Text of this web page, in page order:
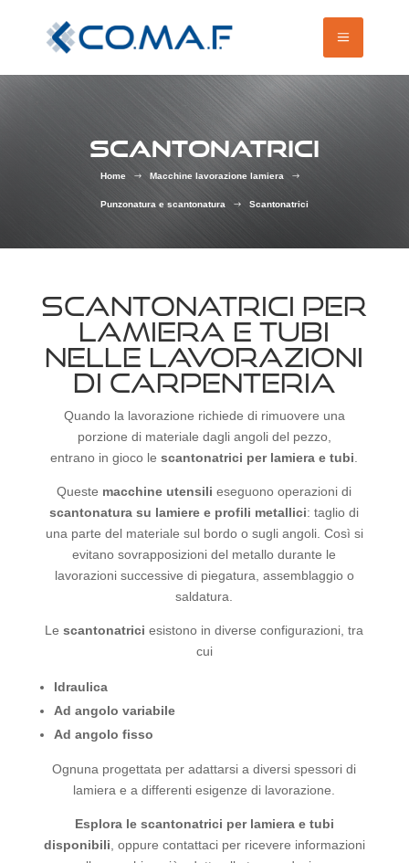
SCANTONATRICI
Home $ Macchine lavorazione lamiera $
Punzonatura e scantonatura $ Scantonatrici
SCANTONATRICI PER
LAMIERA E TUBI
NELLE LAVORAZIONI
DI CARPENTERIA
Quando la lavorazione richiede di rimuovere una
porzione di materiale dagli angoli del pezzo,
entrano in gioco lescantonatrici per lamiera e tubi
Queste macchine utensili eseguono operazioni di
scantonatura su lamiere e profili metallici: taglio di
una parte del materiale sul bordo o sugli angoli. Così si
evitano sovrapposizioni del metallo durante le
lavorazioni successive di piegatura, assemblaggio o
saldatura.
Lescantonatrici esistono in diverse configurazioni, tra
cui
Idraulica
Ad angolo variabile
Ad angolo fisso
Ognuna progettata per adattarsi a diversi spessori di
lamiera e a differenti esigenze di lavorazione.
Esplora le scantonatrici per lamiera e tubi
disponibili , oppure contattaci per ricevere informazioni